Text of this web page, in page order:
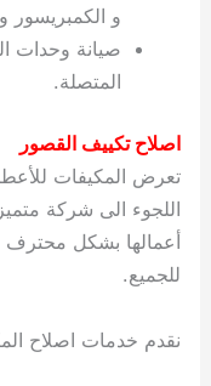
و الكمبريسور
صيانة وحدات
المتصلة.
اصلاح تكييف القصور
تعرض المكيفات
اللجوء الى شركة
أعمالها بشكل محترف
للجميع.
نقدم خدمات اصلاح